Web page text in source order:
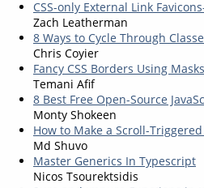
CSS-only External Link
Zach Leatherman
8 Ways to Cycle Through
Chris Coyier
Fancy CSS Borders Using Masks
Temani Afif
8 Best Free Open-Source
Monty Shokeen
How to Make a Scroll-
Md Shuvo
Master Generics In Typescript
Nicos Tsourektsidis